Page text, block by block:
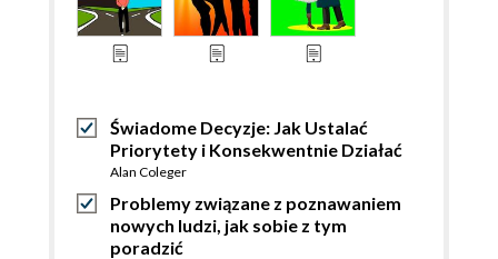
Świadome Decyzje: Jak Ustalać
Priorytety i Konsekwentnie Działać
Alan Coleger
Problemy związane z poznawaniem
nowych ludzi, jak sobie z tym
poradzić